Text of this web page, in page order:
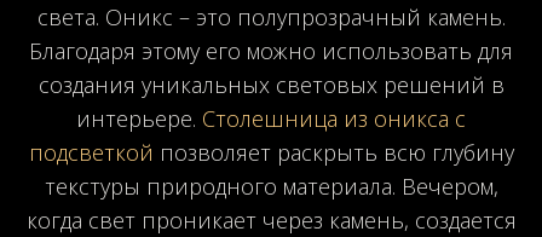
света. Оникс – это полупрозрачный камень.
Благодаря этому его можно использовать для
создания уникальных световых решений в
интерьере. Столешница из оникса с
подсветкой позволяет раскрыть всю глубину
текстуры природного материала. Вечером,
когда свет проникает через камень, создается